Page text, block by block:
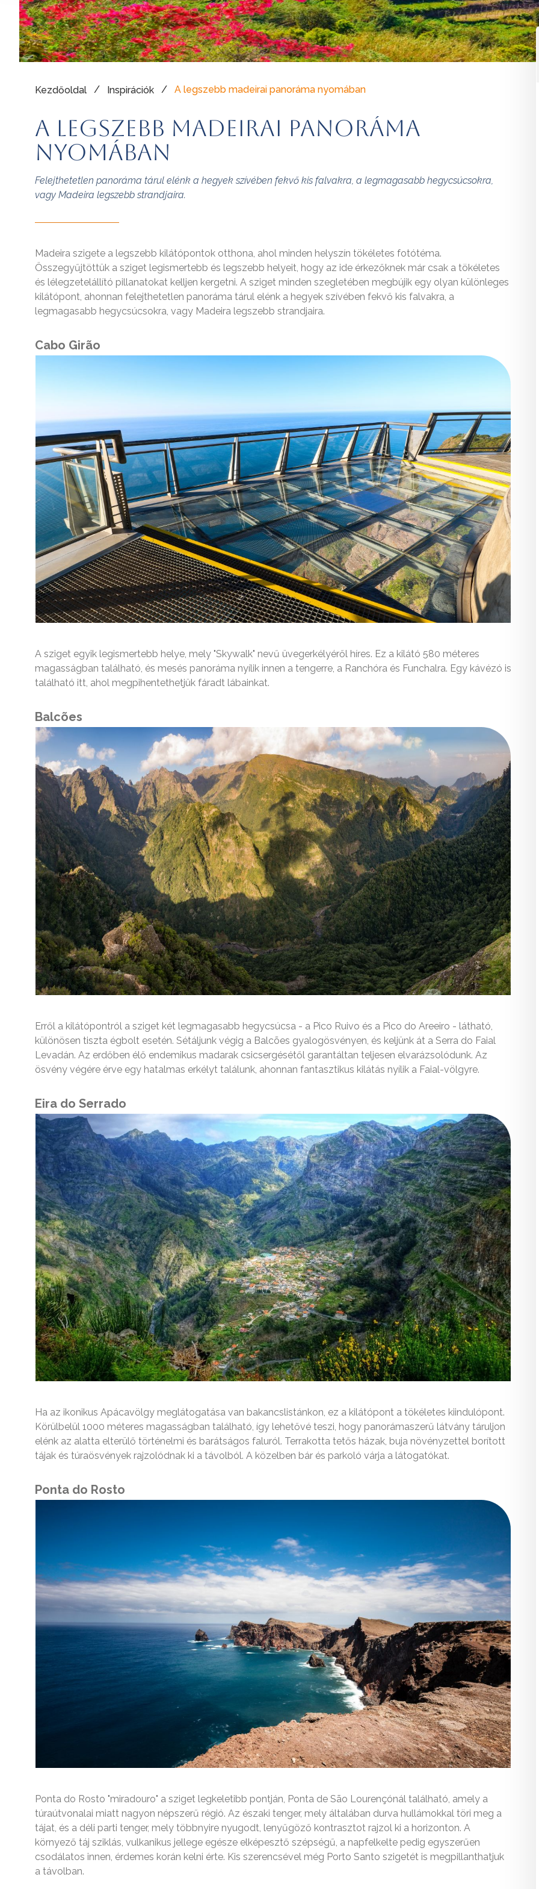
Kezdőoldal / Inspirációk / A legszebb madeirai panoráma nyomában
A legszebb madeirai panoráma
nyomában
Felejthetetlen panoráma tárul elénk a hegyek szívében fekvő kis falvakra, a legmagasabb hegycsúcsokra,
vagy Madeira legszebb strandjaira.
Madeira szigete a legszebb kilátópontok otthona, ahol minden helyszín tökéletes fotótéma.
Összegyűjtöttük a sziget legismertebb és legszebb helyeit, hogy az ide érkezőknek már csak a tökéletes
és lélegzetelállító pillanatokat kelljen kergetni. A sziget minden szegletében megbújik egy olyan különleges
kilátópont, ahonnan felejthetetlen panoráma tárul elénk a hegyek szívében fekvő kis falvakra, a
legmagasabb hegycsúcsokra, vagy Madeira legszebb strandjaira.
Cabo Girão
A sziget egyik legismertebb helye, mely "Skywalk" nevű üvegerkélyéről híres. Ez a kilátó 580 méteres
magasságban található, és mesés panoráma nyílik innen a tengerre, a Ranchóra és Funchalra. Egy kávézó is
található itt, ahol megpihentethetjük fáradt lábainkat.
Balcões
Erről a kilátópontról a sziget két legmagasabb hegycsúcsa - a Pico Ruivo és a Pico do Areeiro - látható,
különösen tiszta égbolt esetén. Sétáljunk végig a Balcões gyalogösvényen, és keljünk át a Serra do Faial
Levadán. Az erdőben élő endemikus madarak csicsergésétől garantáltan teljesen elvarázsolódunk. Az
ösvény végére érve egy hatalmas erkélyt találunk, ahonnan fantasztikus kilátás nyílik a Faial-völgyre.
Eira do Serrado
Ha az ikonikus Apácavölgy meglátogatása van bakancslistánkon, ez a kilátópont a tökéletes kiindulópont.
Körülbelül 1000 méteres magasságban található, így lehetővé teszi, hogy panorámaszerű látvány táruljon
elénk az alatta elterülő történelmi és barátságos faluról. Terrakotta tetős házak, buja növényzettel borított
tájak és túraösvények rajzolódnak ki a távolból. A közelben bár és parkoló várja a látogatókat.
Ponta do Rosto
Ponta do Rosto "miradouro" a sziget legkeletibb pontján, Ponta de São Lourençónál található, amely a
túraútvonalai miatt nagyon népszerű régió. Az északi tenger, mely általában durva hullámokkal töri meg a
tájat, és a déli parti tenger, mely többnyire nyugodt, lenyűgöző kontrasztot rajzol ki a horizonton. A
környező táj sziklás, vulkanikus jellege egésze elképesztő szépségű, a napfelkelte pedig egyszerűen
csodálatos innen, érdemes korán kelni érte. Kis szerencsével még Porto Santo szigetét is megpillanthatjuk
a távolban.